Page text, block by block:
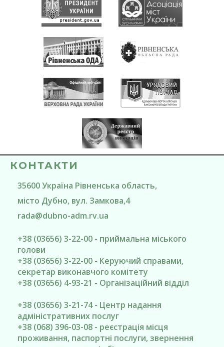
КОНТАКТИ
35600Україна Рівненська область,
місто Дубно, вул. Замкова,4
rada@dubno-adm.rv.ua
+38 (03656) 3-22-00 - приймальна міського
голови
+38 (03656) 3-22-00 - Керуючий справами,
секретар виконавчого комітету
+38 (03656) 4-93-21 - Організаційний відділ
+38 (03656) 3-21-74 - Центр надання
адміністративних послуг
+38 (068) 396-03-08 - реєстрація місця
проживання, паспортні послуги, звернення